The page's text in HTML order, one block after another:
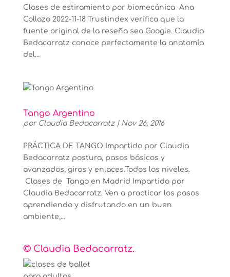
Clases de estiramiento por biomecánica Ana
Collazo 2022-11-18 Trustindex verifica que la
fuente original de la reseña sea Google. Claudia
Bedacarratz conoce perfectamente la anatomía
del...
Tango Argentino
por Claudia Bedacarratz| Nov 26, 2016
PRÁCTICA DE TANGO Impartido por Claudia
Bedacarratz postura, pasos básicos y
avanzados, giros y enlaces.Todos los niveles.
Clases de Tango en Madrid Impartido por
Claudia Bedacarratz. Ven a practicar los pasos
aprendiendo y disfrutando en un buen
ambiente,...
© Claudia Bedacarratz.